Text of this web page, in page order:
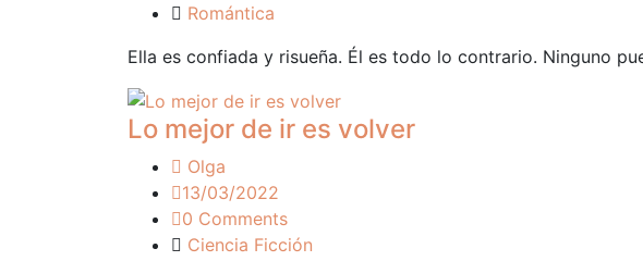
Romántica
Ella es confiada y risueña. Él es todo lo contrario. Ninguno
Lo mejor de ir es volver
Olga
13/03/2022
0 Comments
Ciencia Ficción